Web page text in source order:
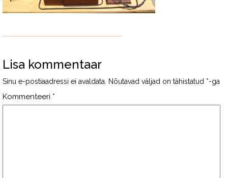
Lisa kommentaar
Sinu e-postiaadressi ei avaldata. Nõutavad väljad on tähistatud *-ga
Kommenteeri *